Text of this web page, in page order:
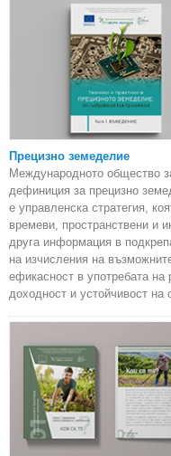
Прецизно земеделие
Международното общество
дефиниция за прецизно
е управленска стратегия,
времеви, пространствени и
друга информация в
на изчисления на
ефикасност в употребата на
доходност и устойчивост на